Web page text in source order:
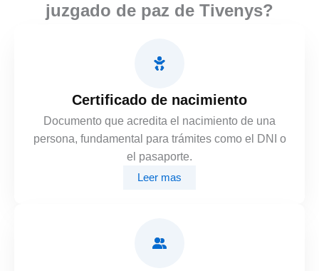
juzgado de paz de Tivenys?
Certificado de nacimiento
Documento que acredita el nacimiento de una
persona, fundamental para trámites como el DNI o
el pasaporte.
Leer mas